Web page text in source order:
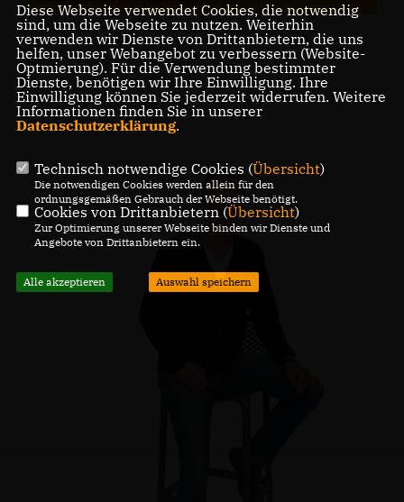
Diese Webseite verwendet Cookies, die notwendig
sind, um die Webseite zu nutzen. Weiterhin
verwenden wir Dienste von Drittanbietern, die uns
helfen, unser Webangebot zu verbessern (Website-
Optmierung). Für die Verwendung bestimmter
Dienste, benötigen wir Ihre Einwilligung. Ihre
Einwilligung können Sie jederzeit widerrufen. Weitere
Informationen finden Sie in unserer
Datenschutzerklärung.
Technisch notwendige Cookies (Übersicht)
Die notwendigen Cookies werden allein für den
ordnungsgemäßen Gebrauch der Webseite benötigt.
Cookies von Drittanbietern (Übersicht)
Zur Optimierung unserer Webseite binden wir Dienste und
Angebote von Drittanbietern ein.
Alle akzeptieren Auswahl speichern